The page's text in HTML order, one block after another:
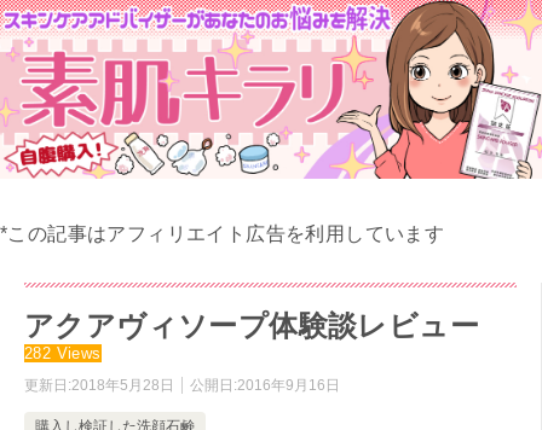
*この記事はアフィリエイト広告を利用しています
アクアヴィソープ体験談レビュー
更新日:2018年5月28日 公開日:2016年9月16日
282 Views
購入し検証した洗顔石鹸